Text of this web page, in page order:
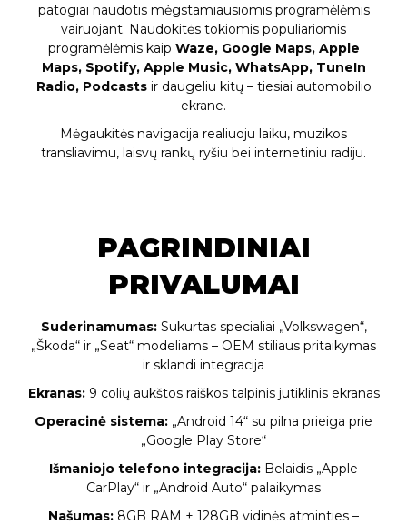
patogiai naudotis mėgstamiausiomis programėlėmis
vairuojant. Naudokitės tokiomis populiariomis
programėlėmis kaip Waze, Google Maps, Apple
Maps, Spotify, Apple Music, WhatsApp, TuneIn
Radio, Podcastsir daugeliu kitų – tiesiai automobilio
ekrane.
Mėgaukitės navigacija realiuoju laiku, muzikos
transliavimu, laisvų rankų ryšiu bei internetiniu radiju.
PAGRINDINIAI
PRIVALUMAI
Suderinamumas:Sukurtas specialiai „Volkswagen“,
„Škoda“ ir „Seat“ modeliams – OEM stiliaus pritaikymas
ir sklandi integracija
Ekranas:9 colių aukštos raiškos talpinis jutiklinis ekranas
Operacinė sistema: „Android 14“ su pilna prieiga prie
„Google Play Store“
Išmaniojo telefono integracija: Belaidis „Apple
CarPlay“ ir „Android Auto“ palaikymas
Našumas: 8GB RAM + 128GB vidinės atminties –